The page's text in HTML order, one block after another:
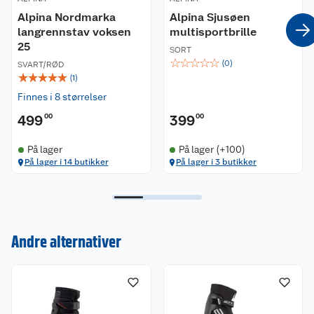
riktig kraftoverføring og skikontroll.
"Thinsulate"-isolasjon gir opptil dobbelt så mye
varme som tradisjonell isolasjon. Selv under
ekstremt kalde og fuktige forhold gir Thinsulate
Skoen kommer med den nyutviklede Alpina-sålen
Tekstilhemper i lissesystemet sørger for svært
god tilpassing til foten.
Skiskoene kan oppleves som må i størrelsen.
Alpina Nordmarka
langrennstav voksen
25
SVART/RØD
☆☆☆☆☆ (1)
Finnes i 8 størrelser
49900
På lager
På lager i 14 butikker
Alpina Sjusøen
multisportbrille
SORT
☆☆☆☆☆ (0)
39900
På lager (+100)
På lager i 3 butikker
Andre alternativer
Om oss
Nyheter
Kontakt oss
Angre- og returrett